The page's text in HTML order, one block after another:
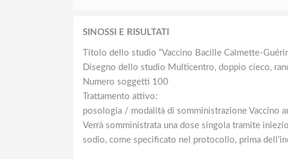
SINOSSI E RISULTATI
Titolo dello studio “Vaccino Bacille Calmette-
Disegno dello studio Multicentro, doppio cieco,
Numero soggetti 100
Trattamento attivo:
posologia / modalità di somministrazione Vaccino
Verrà somministrata una dose singola tramite
sodio, come specificato nel protocollo, prima